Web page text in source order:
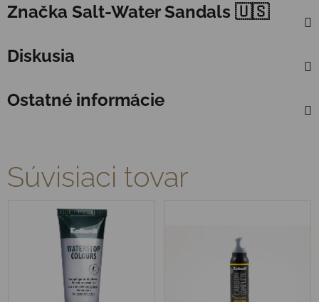
Značka Salt-Water Sandals 🇺🇸
Diskusia
Ostatné informácie
Súvisiaci tovar